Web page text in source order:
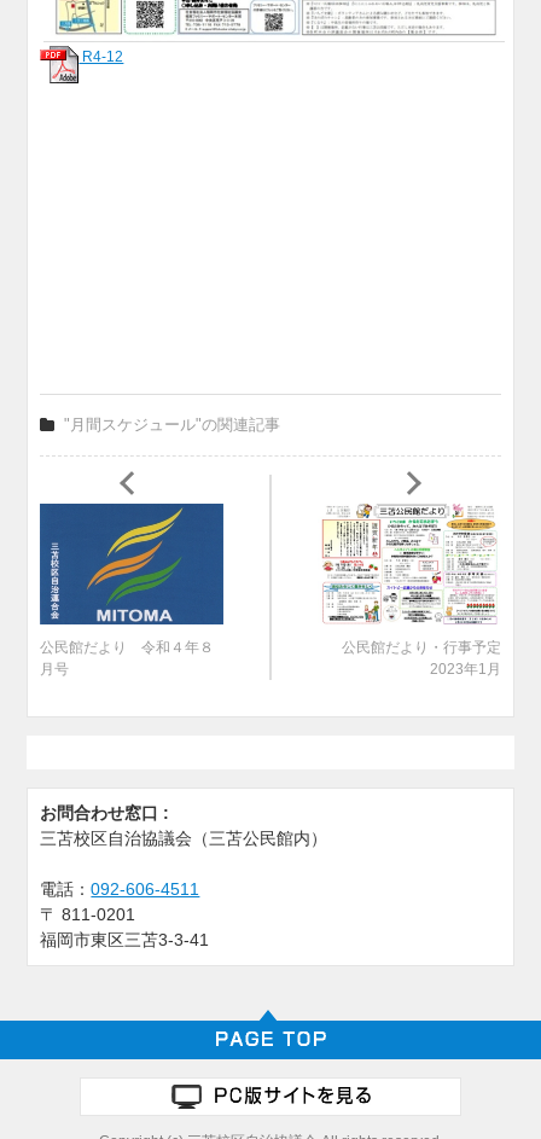
R4-12
"月間スケジュール"の関連記事
公民館だより 令和４年８
月号
公民館だより・行事予定
2023年1月
お問合わせ窓口 :
三苫校区自治協議会（三苫公民館内）
電話：092-606-4511
〒811-0201
福岡市東区三苫3-3-41